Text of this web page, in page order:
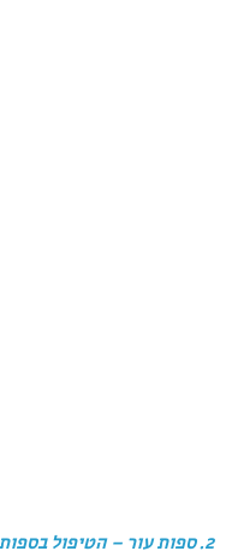
2. ספות עור – הטיפול